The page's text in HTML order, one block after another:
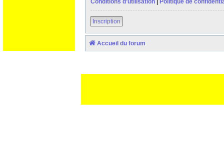
Conditions d’utilisation
Politique de
Inscription
Accueil du forum